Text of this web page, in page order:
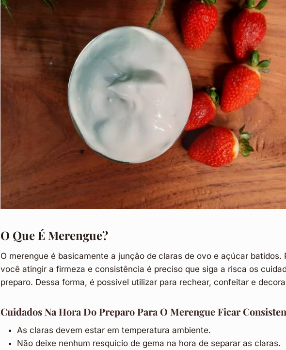
O Que É Merengue?
O merengue é basicamente a junção de claras de ovo e açúcar batidos.
você atingir a firmeza e consistência é preciso que siga a risca os
preparo. Dessa forma, é possível utilizar para rechear, confeitar e
Cuidados Na Hora Do Preparo Para O Merengue Ficar
As claras devem estar em temperatura ambiente.
Não deixe nenhum resquício de gema na hora de separar as claras.